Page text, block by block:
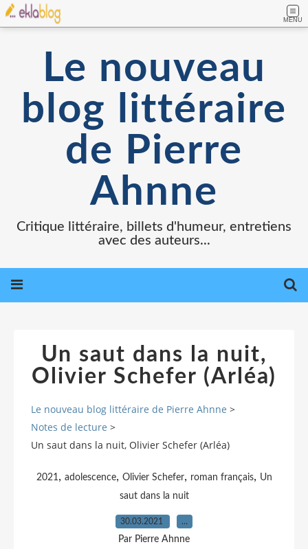
MENU
Le nouveau
blog littéraire
de Pierre
Ahnne
Critique littéraire, billets d'humeur, entretiens
avec des auteurs...
Un saut dans la nuit,
Olivier Schefer (Arléa)
Le nouveau blog littéraire de Pierre Ahnne >
Notes de lecture >
Un saut dans la nuit, Olivier Schefer (Arléa)
2021 , adolescence, Olivier Schefer, roman français, Un
saut dans la nuit
30.03.2021 …
Par Pierre Ahnne